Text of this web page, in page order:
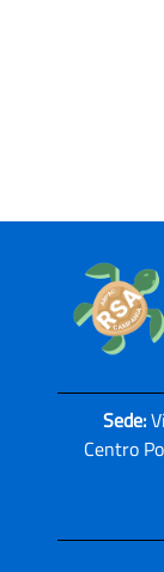
Sede:
Centro